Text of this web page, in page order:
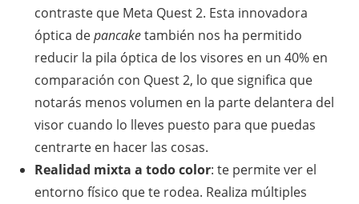
contraste que Meta Quest 2. Esta innovadora
óptica depancaketambién nos ha permitido
reducir la pila óptica de los visores en un 40% en
comparación con Quest 2, lo que significa que
notarás menos volumen en la parte delantera del
visor cuando lo lleves puesto para que puedas
centrarte en hacer las cosas.
Realidad mixta a todo color: te permite ver el
entorno físico que te rodea. Realiza múltiples